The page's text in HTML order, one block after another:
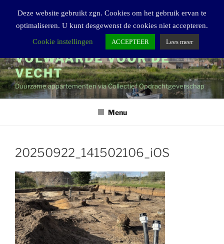
VOLWAARDE VOOR DE
VECHT
Duurzame appartementen via Collectief Opdrachtgeverschap
Menu
20250922_141502106_iOS
Deze website gebruikt zgn. Cookies om het gebruik ervan te
optimaliseren. U kunt desgewenst de cookies niet accepteren.
Cookie instellingen
ACCEPTEER Lees meer